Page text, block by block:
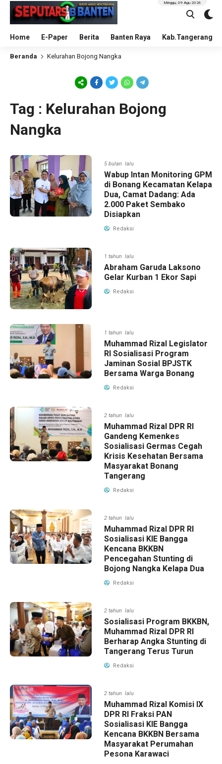
Home E-Paper Berita Banten Raya Kab.Tangerang
Minggu, 09 Agu 2026
Beranda Kelurahan Bojong Nangka
Tag : Kelurahan Bojong
Nangka
5 bulan lalu
Wabup Intan Monitoring GPM
di Bonang Kecamatan Kelapa
Dua, Camat Dadang: Ada
2.000 Paket Sembako
Disiapkan
Redaksi
1 tahun lalu
Abraham Garuda Laksono
Gelar Kurban 1 Ekor Sapi
Redaksi
1 tahun lalu
Muhammad Rizal Legislator
RI Sosialisasi Program
Jaminan Sosial BPJSTK
Bersama Warga Bonang
Redaksi
2 tahun lalu
Muhammad Rizal DPR RI
Gandeng Kemenkes
Sosialisasi Germas Cegah
Krisis Kesehatan Bersama
Masyarakat Bonang
Tangerang
Redaksi
2 tahun lalu
Muhammad Rizal DPR RI
Sosialisasi KIE Bangga
Kencana BKKBN
Pencegahan Stunting di
Bojong Nangka Kelapa Dua
Redaksi
2 tahun lalu
Sosialisasi Program BKKBN,
Muhammad Rizal DPR RI
Berharap Angka Stunting di
Tangerang Terus Turun
Redaksi
2 tahun lalu
Muhammad Rizal Komisi IX
DPR RI Fraksi PAN
Sosialisasi KIE Bangga
Kencana BKKBN Bersama
Masyarakat Perumahan
Pesona Karawaci